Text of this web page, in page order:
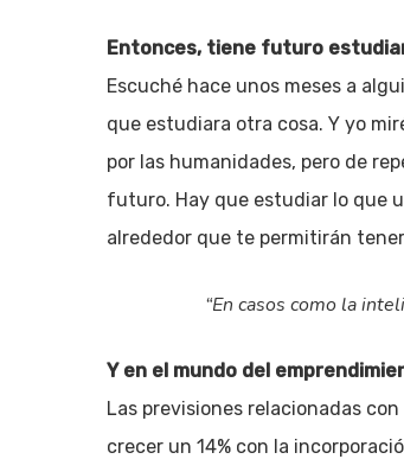
Entonces, tiene futuro
Escuché hace unos meses a
que estudiara otra cosa. Y yo
por las humanidades, pero de
futuro. Hay que estudiar lo que
alrededor que te permitirán
“En casos como la
Y en el mundo del
Las previsiones relacionadas
crecer un 14% con la